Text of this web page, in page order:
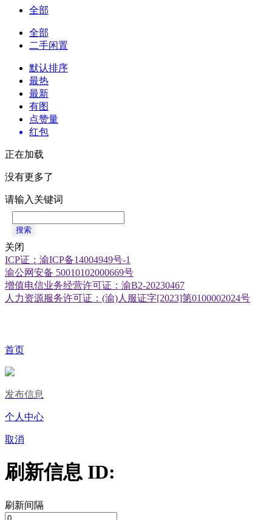
全部
全部
二手闲置
默认排序
最热
最新
有图
点赞量
红包
正在加载
没有更多了
请输入关键词
搜索
关闭
ICP证：渝ICP备14004949号-1
渝公网安备 50010102000669号
增值电信业务经营许可证：渝B2-20230467
人力资源服务许可证：(渝)人服证字[2023]第0100002024号
首页
发布信息
个人中心
取消
刷新信息 ID:
刷新间隔